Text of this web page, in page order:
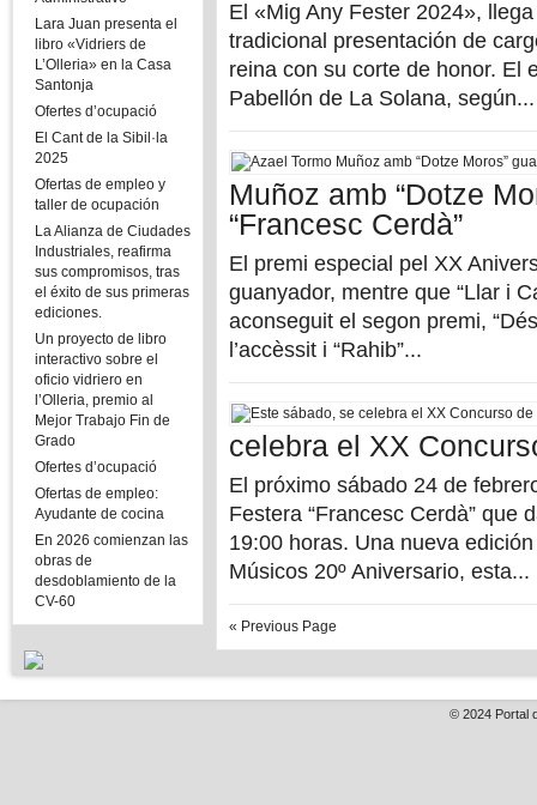
Lara Juan presenta el
libro «Vidriers de
L’Olleria» en la Casa
Santonja
Ofertes d’ocupació
El Cant de la Sibil·la
2025
Ofertas de empleo y
taller de ocupación
La Alianza de Ciudades
Industriales, reafirma
sus compromisos, tras
el éxito de sus primeras
ediciones.
Un proyecto de libro
interactivo sobre el
oficio vidriero en
l’Olleria, premio al
Mejor Trabajo Fin de
Grado
Ofertes d’ocupació
Ofertas de empleo:
Ayudante de cocina
En 2026 comienzan las
obras de
desdoblamiento de la
CV-60
El «Mig Any Fester 2024»,
tradicional presentación de
reina con su corte de honor. El
Pabellón de La Solana, según...
Muñoz amb “Dotze
“Francesc Cerdà”
El premi especial pel XX
guanyador, mentre que “Llar i
aconseguit el segon premi,
l’accèssit i “Rahib”...
celebra el XX
El próximo sábado 24 de
Festera “Francesc Cerdà” que
19:00 horas. Una nueva
Músicos 20º Aniversario, esta...
« Previous Page
© 2024 Portal